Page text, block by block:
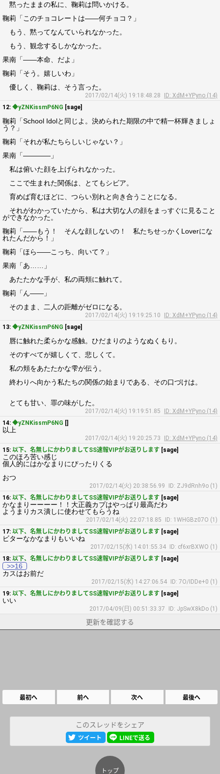
黙ったままの私に、鞠莉は問いかける。
鞠莉「このチョコレートは――何チョコ？」
もう、黙ってなんていられなかった。
もう、観念するしかなかった。
果南「――本命、だよ」
鞠莉「そう。嬉しいわ」
優しく、鞠莉は、そう言った。
2017/02/14(火) 19:18:48.28
ID: XdM+YPyno (14)
12: ◆yZNKissmP6NG [sage]
鞠莉「School Idolと同じよ。決められた期限の中で精一杯輝きましょ
う？」
鞠莉「それが私たちらしいじゃない？」
果南「――――」
私は俯いた顔を上げられなかった。
ここで生まれた関係は、とてもシビア。
育めば育むほどに、つらい別れと向き合うことになる。
それがわかっていたから、私は大切な人の顔をまっすぐに見ること
ができなかった。
鞠莉「――もう！ そんな顔しないの！ 私たちせっかくLoverにな
れたんだから！」
鞠莉「ほら――こっち、向いて？」
果南「あ……」
あたたかな手が、私の両頬に触れて。
鞠莉「ん――」
そのまま、二人の距離がゼロになる。
2017/02/14(火) 19:19:25.10
ID: XdM+YPyno (14)
13: ◆yZNKissmP6NG [sage]
唇に触れた柔らかな感触。ひだまりのようなぬくもり。
そのすべてが嬉しくて、悲しくて。
私の頬をあたたかな雫が伝う。
終わりへ向かう私たちの関係の始まりである、その口づけは。
とても甘い、罪の味がした。
2017/02/14(火) 19:19:51.85
ID: XdM+YPyno (14)
14: ◆yZNKissmP6NG []
以上
2017/02/14(火) 19:20:25.73
ID: XdM+YPyno (14)
15: 以下、名無しにかわりましてSS速報VIPがお送りします [sage]
このほろ苦い感じ
個人的にはかなまりにぴったりくる
おつ
2017/02/14(火) 20:38:56.99
ID: ZJ9dRnh9o (1)
16: 以下、名無しにかわりましてSS速報VIPがお送りします [sage]
かなまりーーーー！！大正義カプはやっぱり最高だわ
ようまりカス潰しに使わせてもらうね
2017/02/14(火) 22:07:18.85
ID: 1WHGBz07O (1)
17: 以下、名無しにかわりましてSS速報VIPがお送りします [sage]
ビターなかなまりもいいね
2017/02/15(水) 14:01:55.34
ID: cf6xrBXWO (1)
18: 以下、名無しにかわりましてSS速報VIPがお送りします [sage]
>>16
カスはお前だ
2017/02/15(水) 14:27:06.54
ID: 7O/IDDe+0 (1)
19: 以下、名無しにかわりましてSS速報VIPがお送りします [sage]
いい
2017/04/09(日) 00:51:33.37 ID: JpSwX8kDo (1)
更新を確認する
最初へ 前へ 次へ 最後へ
このスレッドをシェア
ツイート LINEで送る
トップ